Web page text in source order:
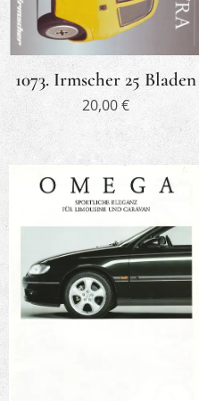
1073. Irmscher 25 Bladen
20,00€